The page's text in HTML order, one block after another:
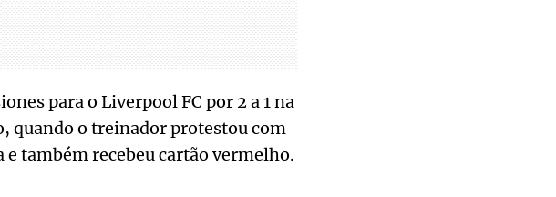
para o Liverpool FC por 2 a 1 na
quando o treinador protestou com
também recebeu cartão vermelho.